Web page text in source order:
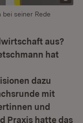
seiner Rede
aus?
hat
dazu
mit
und
Praxis hatte das